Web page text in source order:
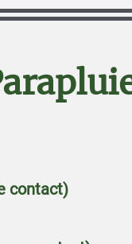
contact)